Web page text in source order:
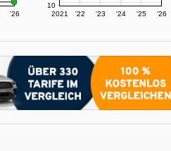
'26 2021 '22 '23 '24 '25 '26
10